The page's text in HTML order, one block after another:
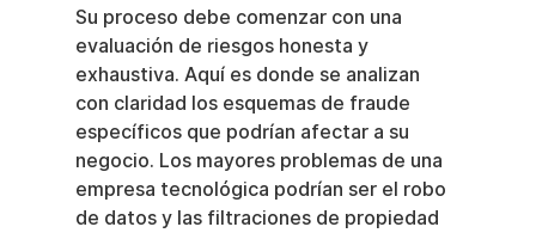
Su proceso debe comenzar con una
evaluación de riesgos honesta y
exhaustiva. Aquí es donde se analizan
con claridad los esquemas de fraude
específicos que podrían afectar a su
negocio. Los mayores problemas de una
empresa tecnológica podrían ser el robo
de datos y las filtraciones de propiedad